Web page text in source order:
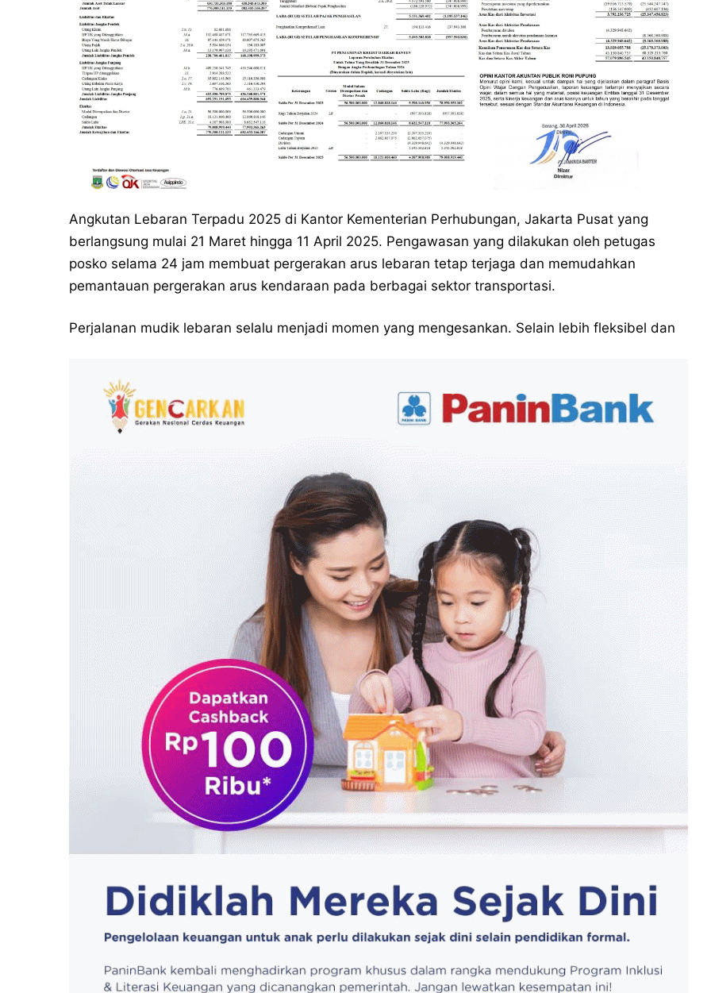
Angkutan Lebaran Terpadu 2025 di Kantor Kementerian Perhubungan, Jakarta Pusat yang
berlangsung mulai 21 Maret hingga 11 April 2025. Pengawasan yang dilakukan oleh petugas
posko selama 24 jam membuat pergerakan arus lebaran tetap terjaga dan memudahkan
pemantauan pergerakan arus kendaraan pada berbagai sektor transportasi.
Perjalanan mudik lebaran selalu menjadi momen yang mengesankan. Selain lebih fleksibel dan